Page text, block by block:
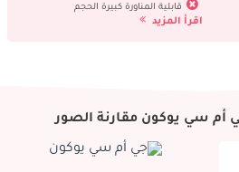
قابلية المناورة كبيرة الحجم
اقرأ المزيد
أم سي يوكون مقارنة الصور